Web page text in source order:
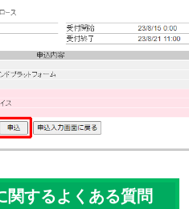
関するよくある質問